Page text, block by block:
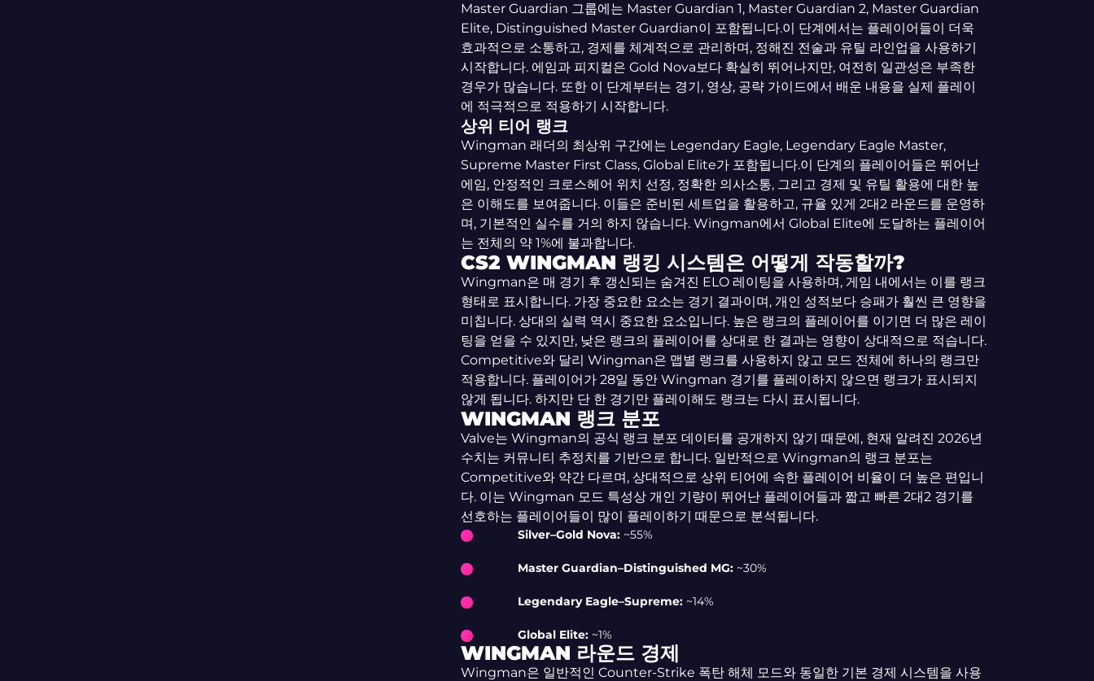
Master Guardian 그룹에는 Master Guardian 1, Master Guardian 2, Master Guardian
Elite, Distinguished Master Guardian이 포함됩니다.이 단계에서는 플레이어들이 더욱
효과적으로 소통하고, 경제를 체계적으로 관리하며, 정해진 전술과 유틸 라인업을 사용하기
시작합니다. 에임과 피지컬은 Gold Nova보다 확실히 뛰어나지만, 여전히 일관성은 부족한
경우가 많습니다. 또한 이 단계부터는 경기, 영상, 공략 가이드에서 배운 내용을 실제 플레이
에 적극적으로 적용하기 시작합니다.
상위 티어 랭크
Wingman 래더의 최상위 구간에는 Legendary Eagle, Legendary Eagle Master,
Supreme Master First Class, Global Elite가 포함됩니다.이 단계의 플레이어들은 뛰어난
에임, 안정적인 크로스헤어 위치 선정, 정확한 의사소통, 그리고 경제 및 유틸 활용에 대한 높
은 이해도를 보여줍니다. 이들은 준비된 세트업을 활용하고, 규율 있게 2대2 라운드를 운영하
며, 기본적인 실수를 거의 하지 않습니다. Wingman에서 Global Elite에 도달하는 플레이어
는 전체의 약 1%에 불과합니다.
CS2 WINGMAN 랭킹 시스템은 어떻게 작동할까?
Wingman은 매 경기 후 갱신되는 숨겨진 ELO 레이팅을 사용하며, 게임 내에서는 이를 랭크
형태로 표시합니다. 가장 중요한 요소는 경기 결과이며, 개인 성적보다 승패가 훨씬 큰 영향을
미칩니다. 상대의 실력 역시 중요한 요소입니다. 높은 랭크의 플레이어를 이기면 더 많은 레이
팅을 얻을 수 있지만, 낮은 랭크의 플레이어를 상대로 한 결과는 영향이 상대적으로 적습니다.
Competitive와 달리 Wingman은 맵별 랭크를 사용하지 않고 모드 전체에 하나의 랭크만
적용합니다. 플레이어가 28일 동안 Wingman 경기를 플레이하지 않으면 랭크가 표시되지
않게 됩니다. 하지만 단 한 경기만 플레이해도 랭크는 다시 표시됩니다.
WINGMAN 랭크 분포
Valve는 Wingman의 공식 랭크 분포 데이터를 공개하지 않기 때문에, 현재 알려진 2026년
수치는 커뮤니티 추정치를 기반으로 합니다. 일반적으로 Wingman의 랭크 분포는
Competitive와 약간 다르며, 상대적으로 상위 티어에 속한 플레이어 비율이 더 높은 편입니
다. 이는 Wingman 모드 특성상 개인 기량이 뛰어난 플레이어들과 짧고 빠른 2대2 경기를
선호하는 플레이어들이 많이 플레이하기 때문으로 분석됩니다.
Silver–Gold Nova:~55%
Master Guardian–Distinguished MG:~30%
Legendary Eagle–Supreme:~14%
Global Elite:~1%
WINGMAN 라운드 경제
Wingman은 일반적인 Counter-Strike 폭탄 해체 모드와 동일한 기본 경제 시스템을 사용